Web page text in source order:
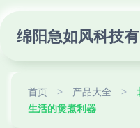
绵阳急如风科技
首页 > 产品大全 >
生活的煲煮利器